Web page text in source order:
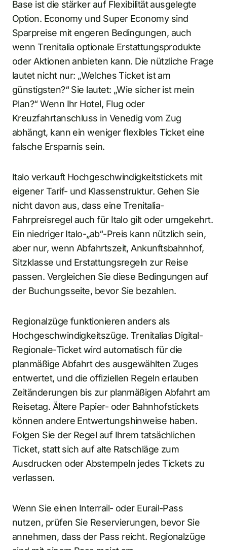
Base ist die stärker auf Flexibilität ausgelegte
Option. Economy und Super Economy sind
Sparpreise mit engeren Bedingungen, auch
wenn Trenitalia optionale Erstattungsprodukte
oder Aktionen anbieten kann. Die nützliche Frage
lautet nicht nur: „Welches Ticket ist am
günstigsten?“ Sie lautet: „Wie sicher ist mein
Plan?“ Wenn Ihr Hotel, Flug oder
Kreuzfahrtanschluss in Venedig vom Zug
abhängt, kann ein weniger flexibles Ticket eine
falsche Ersparnis sein.
Italo verkauft Hochgeschwindigkeitstickets mit
eigener Tarif- und Klassenstruktur. Gehen Sie
nicht davon aus, dass eine Trenitalia-
Fahrpreisregel auch für Italo gilt oder umgekehrt.
Ein niedriger Italo-„ab“-Preis kann nützlich sein,
aber nur, wenn Abfahrtszeit, Ankunftsbahnhof,
Sitzklasse und Erstattungsregeln zur Reise
passen. Vergleichen Sie diese Bedingungen auf
der Buchungsseite, bevor Sie bezahlen.
Regionalzüge funktionieren anders als
Hochgeschwindigkeitszüge. Trenitalias Digital-
Regionale-Ticket wird automatisch für die
planmäßige Abfahrt des ausgewählten Zuges
entwertet, und die offiziellen Regeln erlauben
Zeitänderungen bis zur planmäßigen Abfahrt am
Reisetag. Ältere Papier- oder Bahnhofstickets
können andere Entwertungshinweise haben.
Folgen Sie der Regel auf Ihrem tatsächlichen
Ticket, statt sich auf alte Ratschläge zum
Ausdrucken oder Abstempeln jedes Tickets zu
verlassen.
Wenn Sie einen Interrail- oder Eurail-Pass
nutzen, prüfen Sie Reservierungen, bevor Sie
annehmen, dass der Pass reicht. Regionalzüge